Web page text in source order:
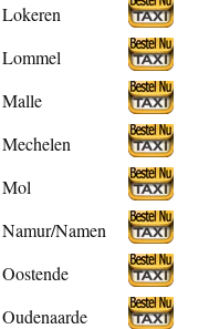
Lokeren
Lommel
Malle
Mechelen
Mol
Namur/Namen
Oostende
Oudenaarde